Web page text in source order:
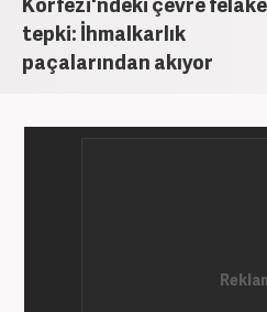
grafik ve video
gündem editörü
tepki: İhmalkarlık
paçalarından akıyor